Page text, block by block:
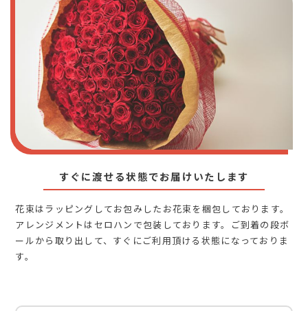
すぐに渡せる状態でお届けいたします
花束はラッピングしてお包みしたお花束を梱包しております。
アレンジメントはセロハンで包装しております。ご到着の段ボ
ールから取り出して、すぐにご利用頂ける状態になっておりま
す。